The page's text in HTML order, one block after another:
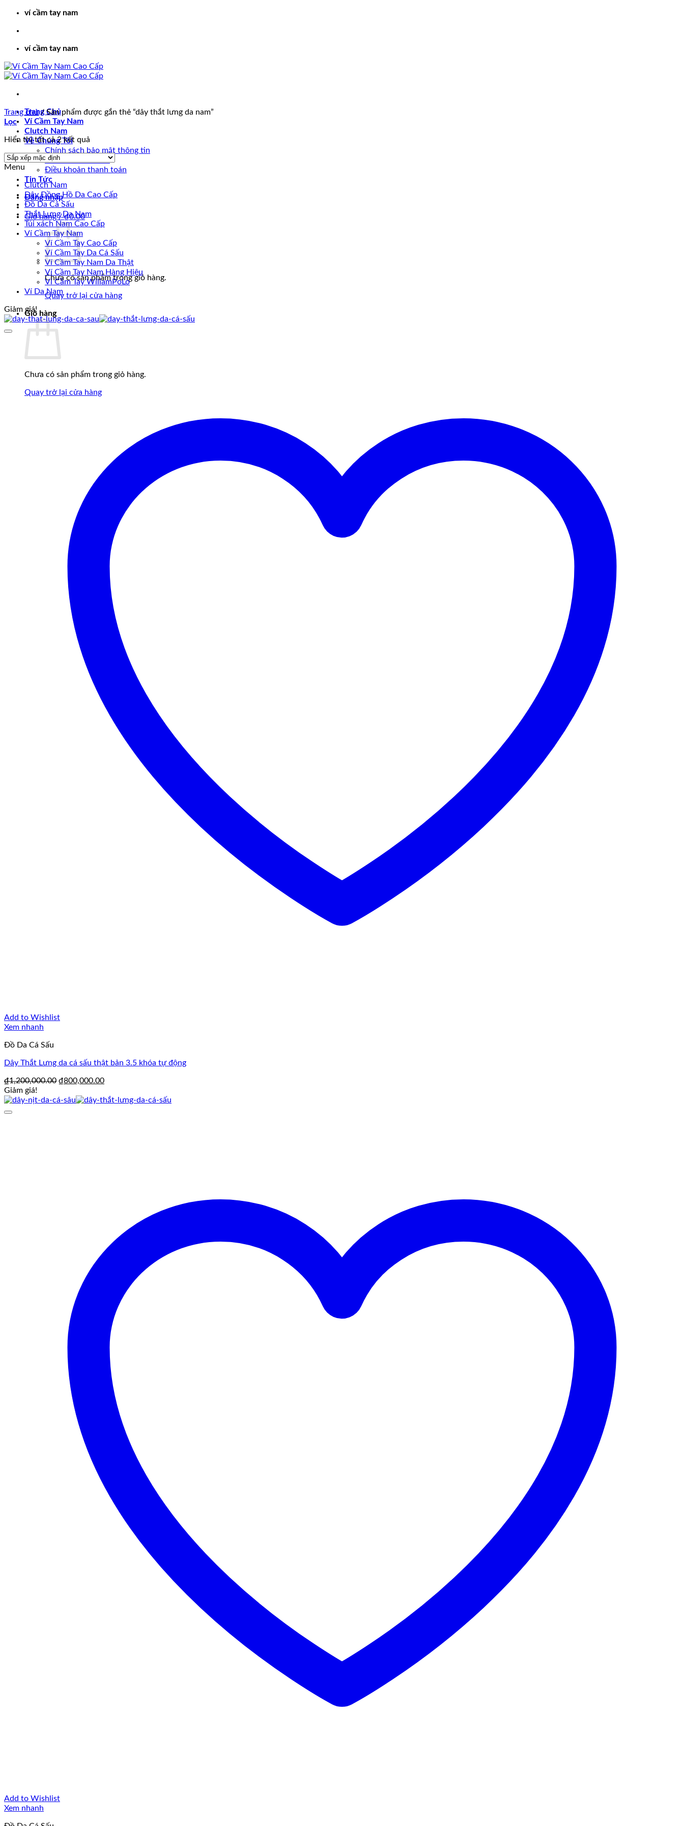
ví cầm tay nam
ví cầm tay nam
Trang Chủ
Ví Cầm Tay Nam
Clutch Nam
Về Chúng Tôi
Chính sách bảo mật thông tin
Chính sách đổi trả
Điều khoản thanh toán
Tin Tức
Đăng nhập
Giỏ hàng /₫0.00
Chưa có sản phẩm trong giỏ hàng.
Quay trở lại cửa hàng
Giỏ hàng
Chưa có sản phẩm trong giỏ hàng.
Quay trở lại cửa hàng
Trang chủ /Sản phẩm được gắn thẻ “dây thắt lưng da nam”
Lọc
Hiển thị tất cả 2 kết quả
Menu
Clutch Nam
Dây Đồng Hồ Da Cao Cấp
Đồ Da Cá Sấu
Thắt Lưng Da Nam
Túi xách Nam Cao Cấp
Ví Cầm Tay Nam
Ví Cầm Tay Cao Cấp
Ví Cầm Tay Da Cá Sấu
Ví Cầm Tay Nam Da Thật
Ví Cầm Tay Nam Hàng Hiệu
Ví Cầm Tay WiliamPoLo
Ví Da Nam
Giảm giá!
Add to Wishlist
Xem nhanh
Đồ Da Cá Sấu
Dây Thắt Lưng da cá sấu thật bản 3.5 khóa tự động
₫1,200,000.00 Giá
là:
₫800,000.00Giá
tại
Giảm giá!
Add to Wishlist
Xem nhanh